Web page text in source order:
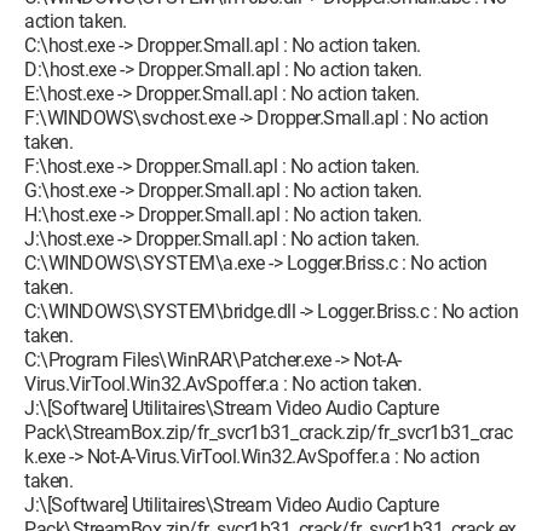
action taken.
C:\host.exe -> Dropper.Small.apl : No action taken.
D:\host.exe -> Dropper.Small.apl : No action taken.
E:\host.exe -> Dropper.Small.apl : No action taken.
F:\WINDOWS\svchost.exe -> Dropper.Small.apl : No action
taken.
F:\host.exe -> Dropper.Small.apl : No action taken.
G:\host.exe -> Dropper.Small.apl : No action taken.
H:\host.exe -> Dropper.Small.apl : No action taken.
J:\host.exe -> Dropper.Small.apl : No action taken.
C:\WINDOWS\SYSTEM\a.exe -> Logger.Briss.c : No action
taken.
C:\WINDOWS\SYSTEM\bridge.dll -> Logger.Briss.c : No action
taken.
C:\Program Files\WinRAR\Patcher.exe -> Not-A-
Virus.VirTool.Win32.AvSpoffer.a : No action taken.
J:\[Software] Utilitaires\Stream Video Audio Capture
Pack\StreamBox.zip/fr_svcr1b31_crack.zip/fr_svcr1b31_crac
k.exe -> Not-A-Virus.VirTool.Win32.AvSpoffer.a : No action
taken.
J:\[Software] Utilitaires\Stream Video Audio Capture